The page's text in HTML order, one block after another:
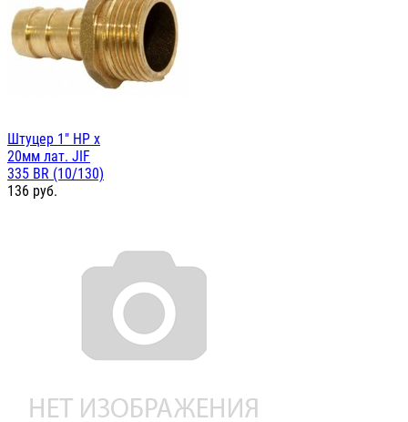
Штуцер 1" НР х
20мм лат. JIF
335 BR (10/130)
136 руб.